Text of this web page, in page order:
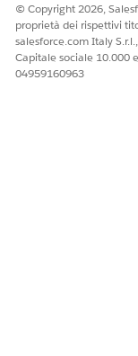
© Copyright 2026,
proprietà dei rispettivi
salesforce.com Italy
Capitale sociale 10.000
04959160963